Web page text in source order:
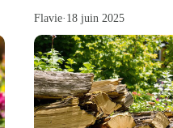
Flavie· 18 juin 2025